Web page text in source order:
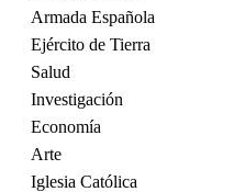
Armada Española
Ejército de Tierra
Salud
Investigación
Economía
Arte
Iglesia Católica